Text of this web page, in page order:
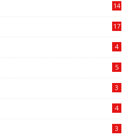
14
17
4
5
3
4
3